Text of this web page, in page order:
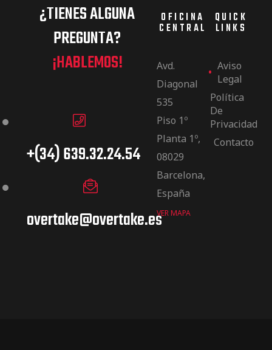
¿TIENES ALGUNA
PREGUNTA?
¡HABLEMOS!
+(34) 639.32.24.54
overtake@overtake.es
OFICINA
CENTRAL
Avd.
Diagonal
535
Piso 1º
Planta 1º,
08029
Barcelona,
España
VER MAPA
QUICK
LINKS
Aviso
Legal
Política
De
Privacidad
Contacto